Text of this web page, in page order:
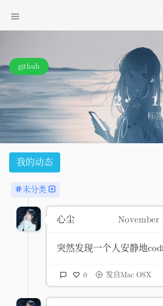
github
2
说说
1
标签
我的动态
未分类
心尘 November
突然发现一个人安静地
0 发自Mac OSX